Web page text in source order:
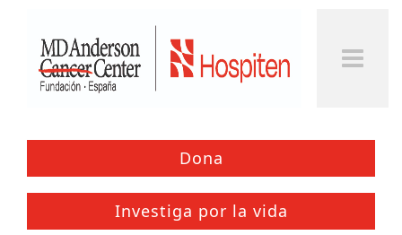
Dona
Investiga por la vida